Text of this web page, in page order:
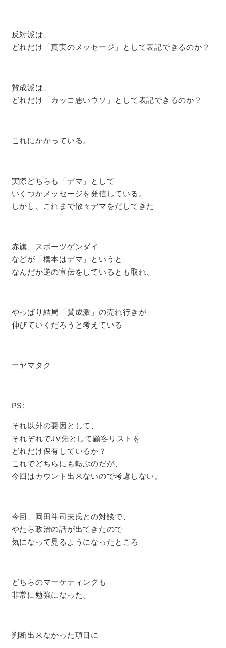
反対派は、
どれだけ「真実のメッセージ」として表記できるのか？
賛成派は、
どれだけ「カッコ悪いウソ」として表記できるのか？
これにかかっている。
実際どちらも「デマ」として
いくつかメッセージを発信している。
しかし、これまで散々デマをだしてきた
赤旗、スポーツゲンダイ
などが「橋本はデマ」というと
なんだか逆の宣伝をしているとも取れ、
やっぱり結局「賛成派」の売れ行きが
伸びていくだろうと考えている
ーヤマタク
PS:
それ以外の要因として、
それぞれでJV先として顧客リストを
どれだけ保有しているか？
これでどちらにも転ぶのだが、
今回はカウント出来ないので考慮しない。
今回、岡田斗司夫氏との対談で、
やたら政治の話が出てきたので
気になって見るようになったところ
どちらのマーケティングも
非常に勉強になった。
判断出来なかった項目に